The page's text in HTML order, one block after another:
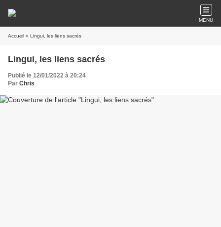
MENU
Accueil » Lingui, les liens sacrés
Lingui, les liens sacrés
Publié le 12/01/2022 à 20:24
Par Chris